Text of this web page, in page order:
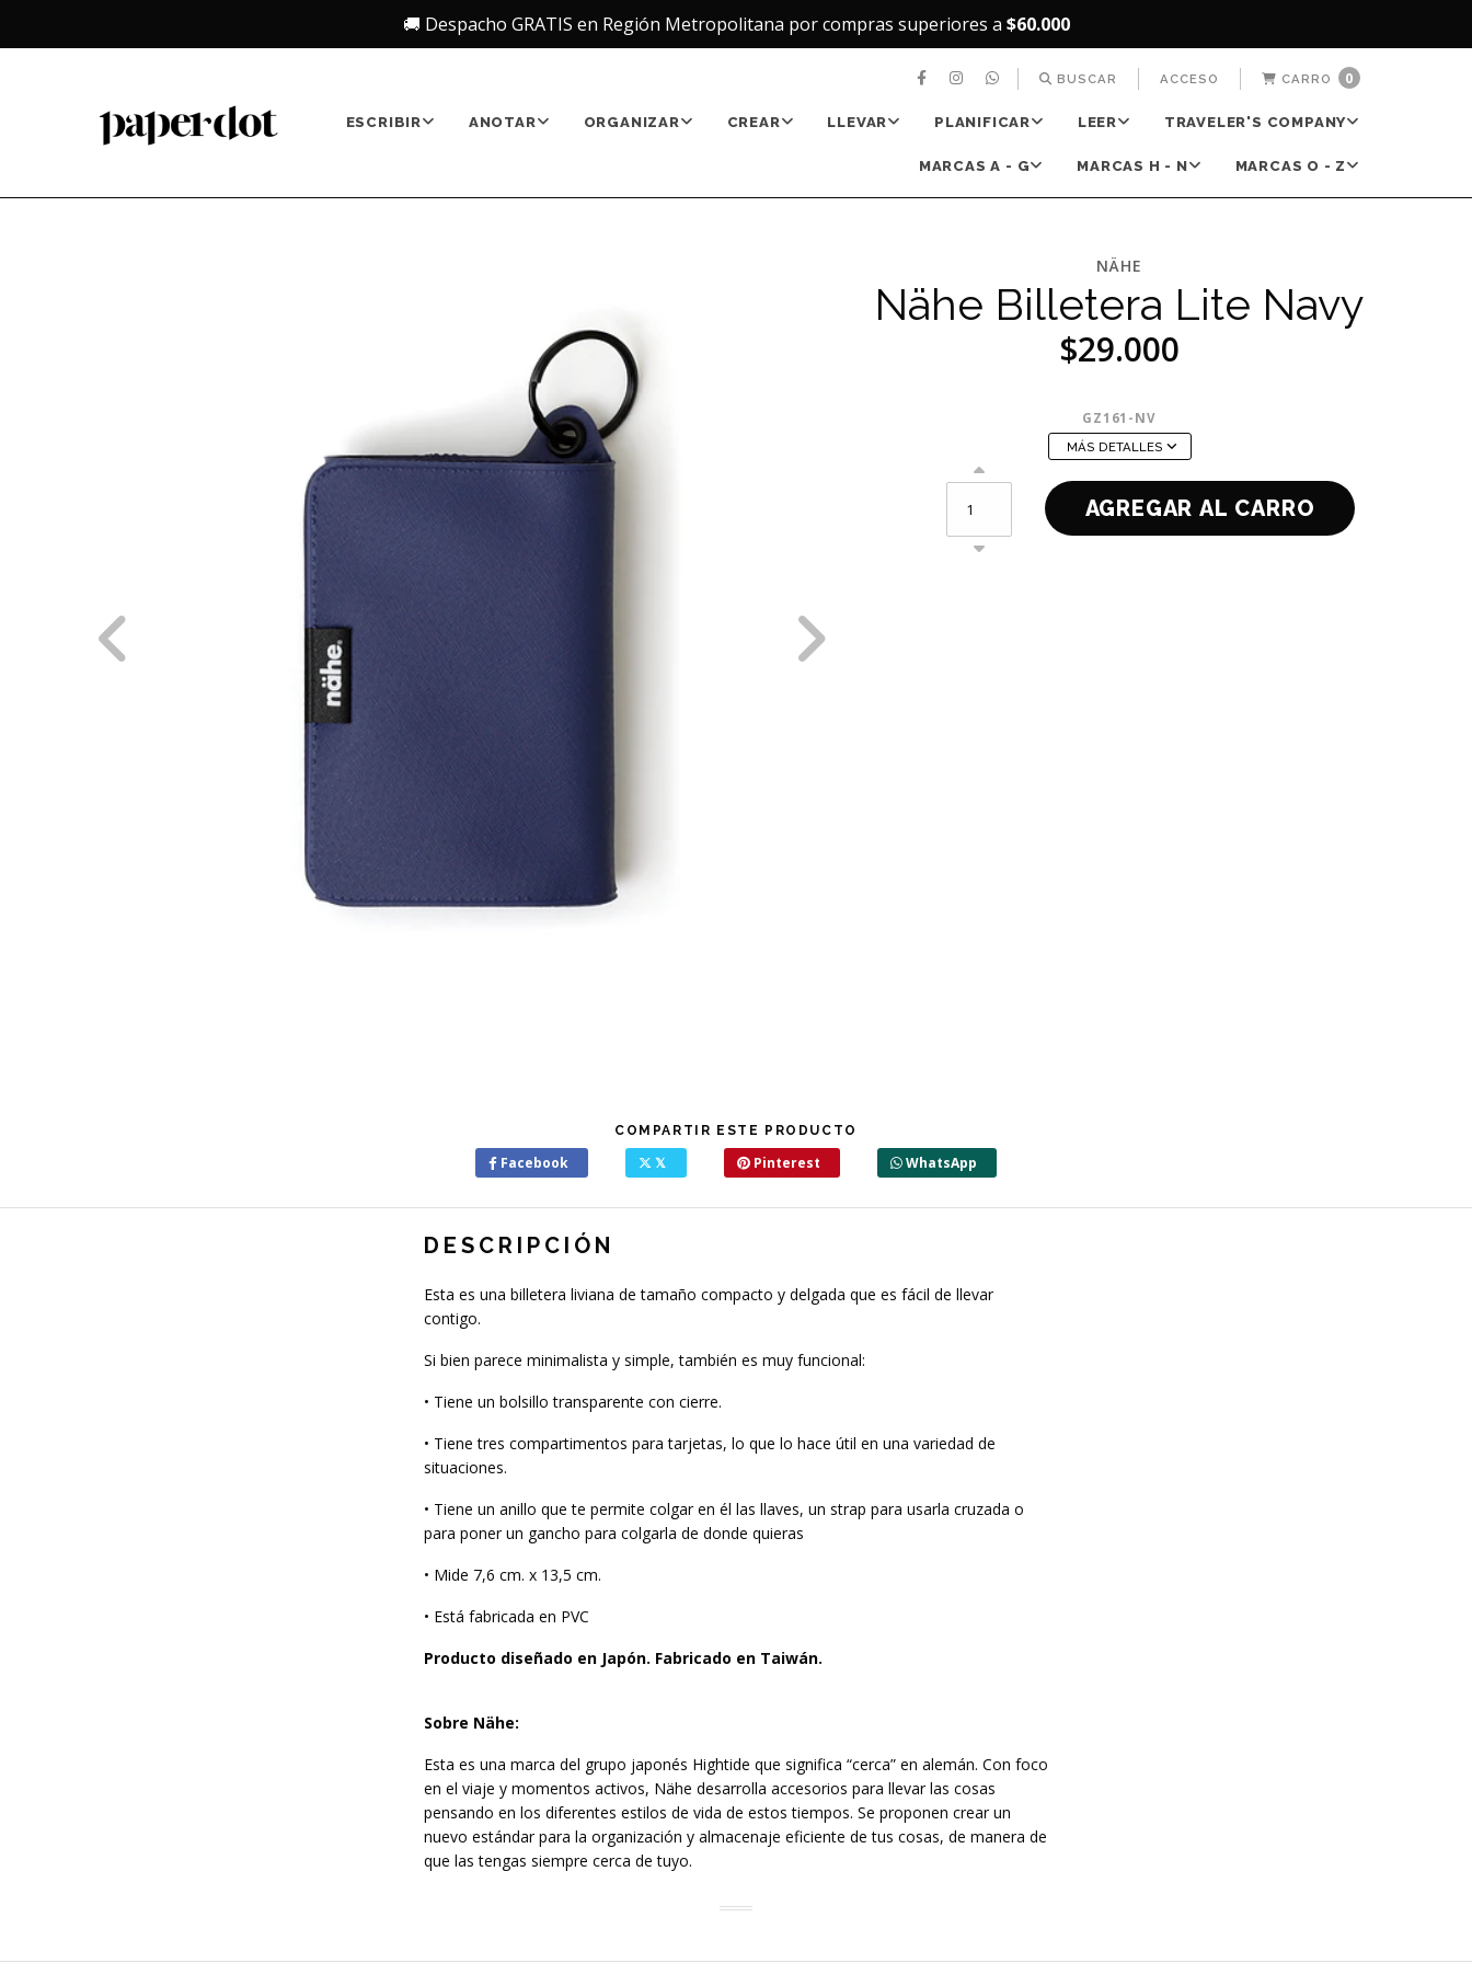
🚚 Despacho GRATIS en Región Metropolitana por compras superiores a $60.000
BUSCAR ACCESO CARRO 0
ESCRIBIR ANOTAR ORGANIZAR CREAR LLEVAR PLANIFICAR LEER TRAVELER'S COMPANY
MARCAS A - G MARCAS H - N MARCAS O - Z
NÄHE
Nähe Billetera Lite Navy
$29.000
GZ161-NV
MÁS DETALLES
COMPARTIR ESTE PRODUCTO
Facebook 𝕏 Pinterest WhatsApp
DESCRIPCIÓN
Esta es una billetera liviana de tamaño compacto y delgada que es fácil de llevar
contigo.
Si bien parece minimalista y simple, también es muy funcional:
• Tiene un bolsillo transparente con cierre.
• Tiene tres compartimentos para tarjetas, lo que lo hace útil en una variedad de
situaciones.
• Tiene un anillo que te permite colgar en él las llaves, un strap para usarla cruzada o
para poner un gancho para colgarla de donde quieras
• Mide 7,6 cm. x 13,5 cm.
• Está fabricada en PVC
Producto diseñado en Japón. Fabricado en Taiwán.
Sobre Nähe:
Esta es una marca del grupo japonés Hightide que significa “cerca” en alemán. Con foco
en el viaje y momentos activos, Nähe desarrolla accesorios para llevar las cosas
pensando en los diferentes estilos de vida de estos tiempos. Se proponen crear un
nuevo estándar para la organización y almacenaje eficiente de tus cosas, de manera de
que las tengas siempre cerca de tuyo.